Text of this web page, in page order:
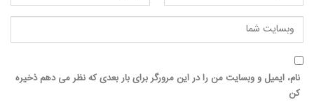
نام، ایمیل و وبسایت من را در این مرورگر برای بار بعدی که نظر می دهم ذخیره
کن